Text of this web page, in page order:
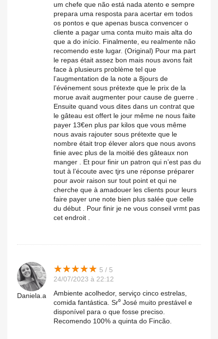
um chefe que não está nada atento e sempre
prepara uma resposta para acertar em todos
os pontos e que apenas busca convencer o
cliente a pagar uma conta muito mais alta do
que a do início. Finalmente, eu realmente não
recomendo este lugar. (Original) Pour ma part
le repas était assez bon mais nous avons fait
face à plusieurs problème tel que
l’augmentation de la note a 8jours de
l’événement sous prétexte que le prix de la
morue avait augmenter pour cause de guerre .
Ensuite quand vous dites dans un contrat que
le gâteau est offert le jour même ne nous faite
payer 13€en plus par kilos que vous même
nous avais rajouter sous prétexte que le
nombre était trop élever alors que nous avons
finie avec plus de la moitié des gâteaux non
manger . Et pour finir un patron qui n’est pas du
tout à l’écoute avec tjrs une réponse préparer
pour avoir raison sur tout point et qui ne
cherche que à amadouer les clients pour leurs
faire payer une note bien plus salée que celle
du début . Pour finir je ne vous conseil vrmt pas
cet endroit .
Daniela.a
★★★★★
★★★★★ 5 / 5
24/07/2023 à 22:12
Ambiente acolhedor, serviço cinco estrelas,
comida fantástica. Sr⁰ José muito prestável e
disponível para o que fosse preciso.
Recomendo 100% a quinta do Fincão.